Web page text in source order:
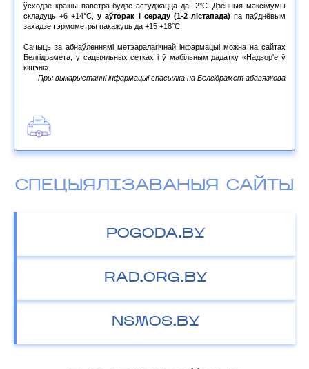
ўсходзе краіны паветра будзе астуджацца да -2°С. Дзённыя максімумы
складуць +6 +14°С,у аўторак і сераду (1-2 лістапада) па паўднёвым
захадзе тэрмометры пакажуць да +15 +18°С.
Сачыць за абнаўленнямі метэаралагічнай інфармацыі можна на сайтах
Белгідрамета, у сацыяльных сетках і ў мабільным дадатку «Надвор'е ў
кішэні».
Пры выкарыстанні інфармацыі спасылка на Белгідрамет абавязкова
СПЕЦЫЯЛІЗАВАНЫЯ САЙТЫ
POGODA.BY
RAD.ORG.BY
NSMOS.BY